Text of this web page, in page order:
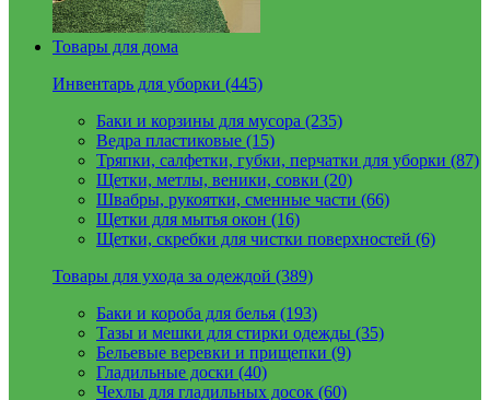
Товары для дома
Инвентарь для уборки (445)
Баки и корзины для мусора (235)
Ведра пластиковые (15)
Тряпки, салфетки, губки, перчатки для уборки (87)
Щетки, метлы, веники, совки (20)
Швабры, рукоятки, сменные части (66)
Щетки для мытья окон (16)
Щетки, скребки для чистки поверхностей (6)
Товары для ухода за одеждой (389)
Баки и короба для белья (193)
Тазы и мешки для стирки одежды (35)
Бельевые веревки и прищепки (9)
Гладильные доски (40)
Чехлы для гладильных досок (60)